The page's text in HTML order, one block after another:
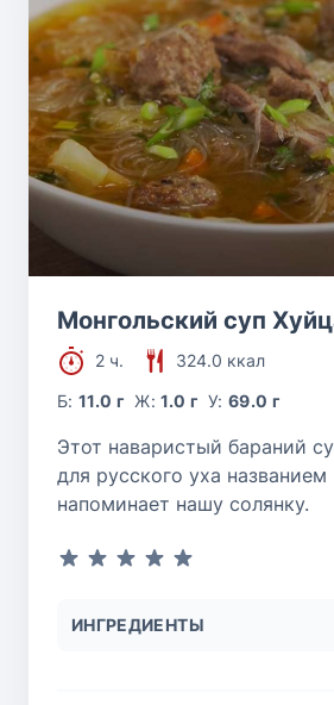
Монгольский суп
2 ч.
324.0 ккал
Б:11.0 г Ж:1.0 г У:69.0 г
Этот наваристый бараний
для русского уха названием
напоминает нашу солянку.
ИНГРЕДИЕНТЫ